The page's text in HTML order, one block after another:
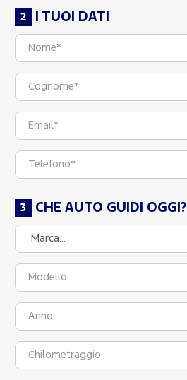
I TUOI DATI
CHE AUTO GUIDI OGGI?